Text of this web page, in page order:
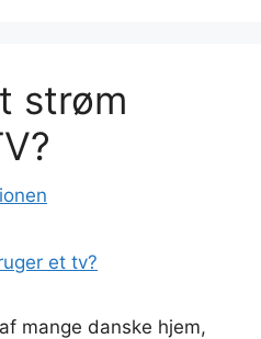
strøm
mange danske hjem,